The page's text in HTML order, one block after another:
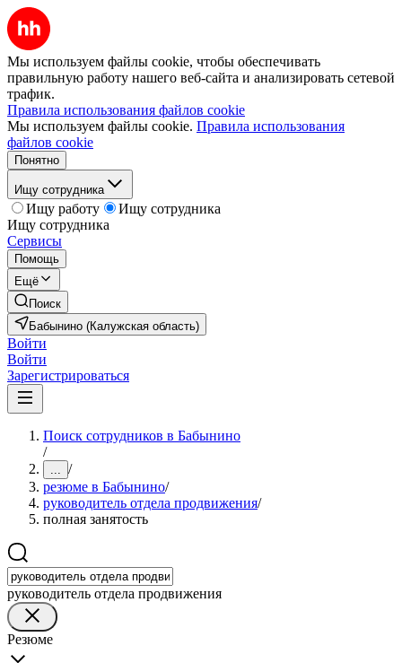
Мы используем файлы cookie, чтобы обеспечивать
правильную работу нашего веб-сайта и анализировать сетевой
трафик.
Правила использования файлов cookie
Мы используем файлы cookie. Правила использования
файлов cookie
Понятно
Ищу сотрудника
Ищу работу
Ищу сотрудника
Ищу сотрудника
Сервисы
Помощь
Ещё
Поиск
Бабынино (Калужская область)
Войти
Войти
Зарегистрироваться
Поиск сотрудников в Бабынино
/
... /
резюме в Бабынино/
руководитель отдела продвижения/
полная занятость
руководитель отдела продвижения
Резюме